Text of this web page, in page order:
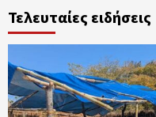
Τελευταίες ειδήσεις